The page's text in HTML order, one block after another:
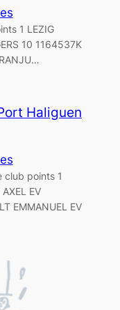
1 LEZIG
10 1164537K
Haliguen
club points 1
EV
EMMANUEL EV